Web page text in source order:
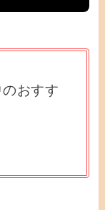
おすす